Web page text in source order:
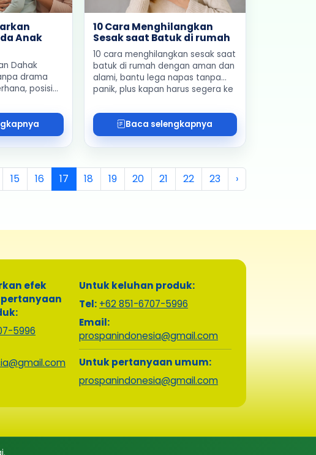
Anak
Dahak
drama
posisi
yang aman.
10 Cara Menghilangkan
Sesak saat Batuk di rumah
10 cara menghilangkan sesak saat
batuk di rumah dengan aman dan
alami, bantu lega napas tanpa
panik, plus kapan harus segera ke
Baca selengkapnya
15 16 17 18 19 20 21 22 23 ›
efek
5996
Untuk keluhan produk:
Tel: +62 851-6707-5996
Email:
prospanindonesia@gmail.com
Untuk pertanyaan umum:
prospanindonesia@gmail.com